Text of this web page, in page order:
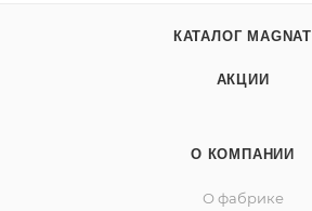
КАТАЛОГ MAGNAT
АКЦИИ
О КОМПАНИИ
О фабрике